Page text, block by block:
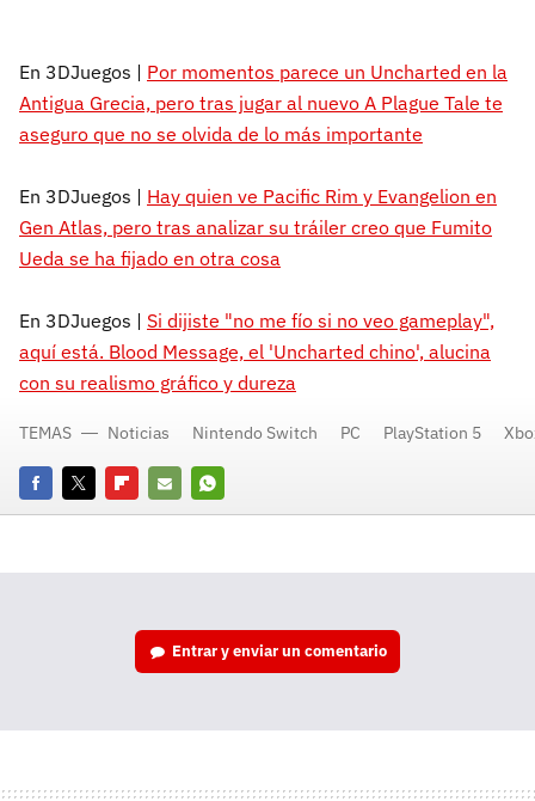
En 3DJuegos | Por momentos parece un Uncharted en la
Antigua Grecia, pero tras jugar al nuevo A Plague Tale te
aseguro que no se olvida de lo más importante
En 3DJuegos | Hay quien ve Pacific Rim y Evangelion en
Gen Atlas, pero tras analizar su tráiler creo que Fumito
Ueda se ha fijado en otra cosa
En 3DJuegos | Si dijiste "no me fío si no veo gameplay",
aquí está. Blood Message, el 'Uncharted chino', alucina
con su realismo gráfico y dureza
FacebookTwitterFlipboard
E-
Whatsapp
TEMAS Noticias Nintendo Switch PC PlayStation 5
Entrar y enviar un comentario